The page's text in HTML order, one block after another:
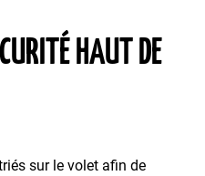
HAUT DE
sur le volet afin de